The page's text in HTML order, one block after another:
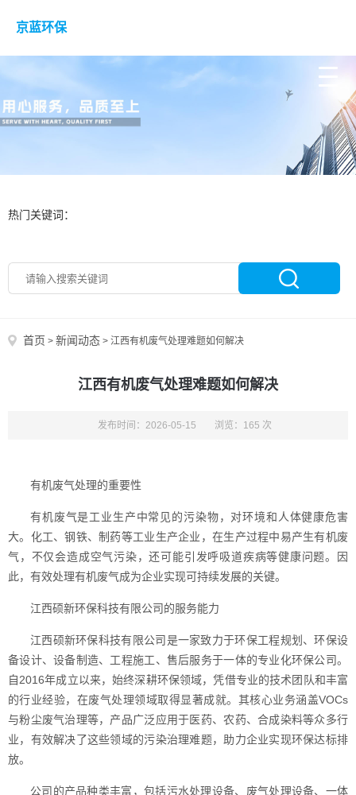
京蓝环保
热门关键词：
首页 > 新闻动态 > 江西有机废气处理难题如何解决
江西有机废气处理难题如何解决
发布时间：2026-05-15 浏览：165 次
有机废气处理的重要性
有机废气是工业生产中常见的污染物，对环境和人体健康危害
大。化工、钢铁、制药等工业生产企业，在生产过程中易产生有机废
气，不仅会造成空气污染，还可能引发呼吸道疾病等健康问题。因
此，有效处理有机废气成为企业实现可持续发展的关键。
江西硕新环保科技有限公司的服务能力
江西硕新环保科技有限公司是一家致力于环保工程规划、环保设
备设计、设备制造、工程施工、售后服务于一体的专业化环保公司。
自2016年成立以来，始终深耕环保领域，凭借专业的技术团队和丰富
的行业经验，在废气处理领域取得显著成就。其核心业务涵盖VOCs
与粉尘废气治理等，产品广泛应用于医药、农药、合成染料等众多行
业，有效解决了这些领域的污染治理难题，助力企业实现环保达标排
放。
公司的产品种类丰富，包括污水处理设备、废气处理设备、一体